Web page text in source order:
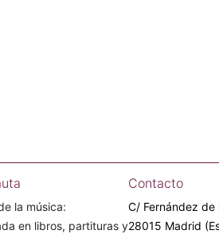
la música:
en libros, partituras y
Contacto
C/ Fernández de
28015 Madrid